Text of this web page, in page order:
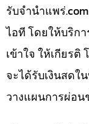
รับจํานําแพร่
ไอที โดยให้บริก
เข้าใจ ให้เกียร
จะได้รับเงินสดใ
วางแผนการผ่อน